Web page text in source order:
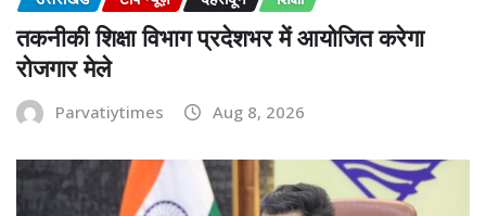
तकनीकी शिक्षा विभाग प्रदेशभर में आयोजित करेगा
रोजगार मेले
Parvatiytimes Aug 8, 2026